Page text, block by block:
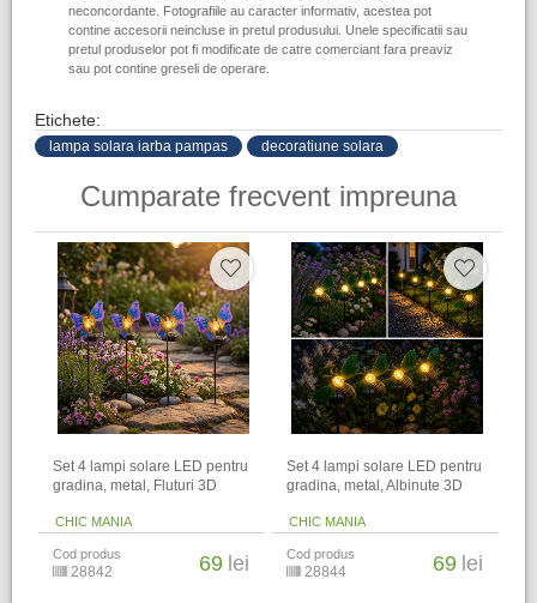
neconcordante. Fotografiile au caracter informativ, acestea pot
contine accesorii neincluse in pretul produsului. Unele specificatii sau
pretul produselor pot fi modificate de catre comerciant fara preaviz
sau pot contine greseli de operare.
Etichete:
lampa solara iarba pampas decoratiune solara
Cumparate frecvent impreuna
Set 4 lampi solare LED pentru
gradina, metal, Fluturi 3D
CHIC MANIA
Cod produs
28842 69 lei
Set 4 lampi solare LED pentru
gradina, metal, Albinute 3D
CHIC MANIA
Cod produs
28844 69 lei